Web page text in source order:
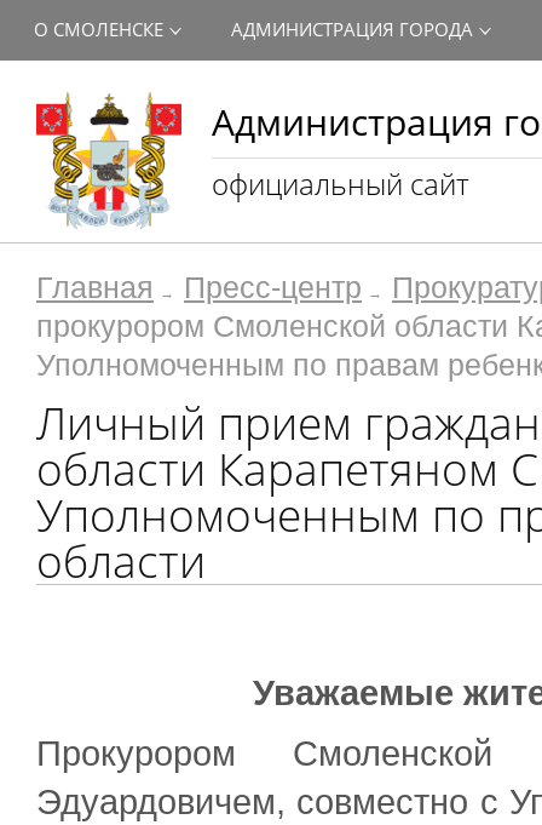
Администрация
официальный сайт
О СМОЛЕНСКЕ АДМИНИСТРАЦИЯ ГОРОДА
Главная Пресс-центр
прокурором Смоленской области
Уполномоченным по правам
Личный прием
области Карапетяном
Уполномоченным по
области
Уважаемые
Прокурором
Эдуардовичем, совместно с